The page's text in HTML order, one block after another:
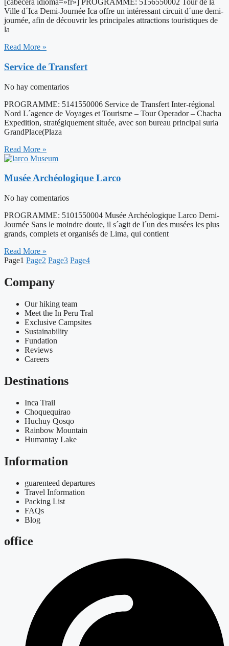
[cabecera idioma=»fr»] PROGRAMME: 5156550002 Tour de la
Ville d´Ica Demi-Journée Ica offre un intéressant circuit d´une demi-
journée, afin de découvrir les principales attractions touristiques de
la
Read More »
Service de Transfert
No hay comentarios
PROGRAMME: 5141550006 Service de Transfert Inter-régional
Nord L´agence de Voyages et Tourisme – Tour Operador – Chacha
Expedition, stratégiquement située, avec son bureau principal surla
GrandPlace(Plaza
Read More »
Musée Archéologique Larco
No hay comentarios
PROGRAMME: 5101550004 Musée Archéologique Larco Demi-
Journée Sans le moindre doute, il s´agit de l´un des musées les plus
grands, complets et organisés de Lima, qui contient
Read More »
Page1 Page2 Page3 Page4
Company
Our hiking team
Meet the In Peru Tral
Exclusive Campsites
Sustainability
Fundation
Reviews
Careers
Destinations
Inca Trail
Choquequirao
Huchuy Qosqo
Rainbow Mountain
Humantay Lake
Information
guarenteed departures
Travel Information
Packing List
FAQs
Blog
office